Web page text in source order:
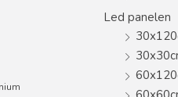
Led panelen